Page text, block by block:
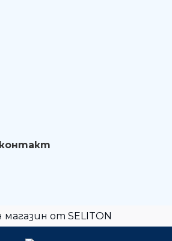
от SELITON